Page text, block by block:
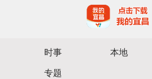
时事
本地
专题